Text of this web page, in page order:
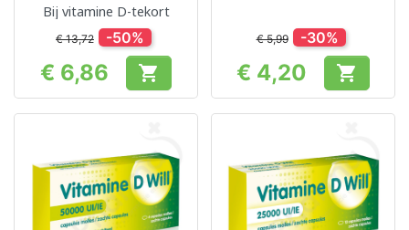
Bij vitamine D-tekort
€ 13,72 -50%
Prijs
€ 6,86 
€ 5,99 -30%
Prijs
€ 4,20 